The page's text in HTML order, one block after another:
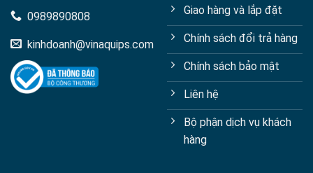
0989890808
kinhdoanh@vinaquips.com
Giao hàng và lắp đặt
Chính sách đổi trả hàng
Chính sách bảo mật
Liên hệ
Bộ phận dịch vụ khách
hàng